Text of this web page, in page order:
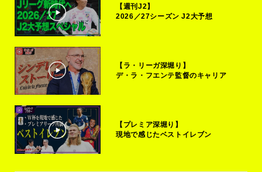
【週刊J2】
2026／27シーズン J2大予想
【ラ・リーガ深堀り】
デ・ラ・フエンテ監督のキャリア
【プレミア深堀り】
現地で感じたベストイレブン